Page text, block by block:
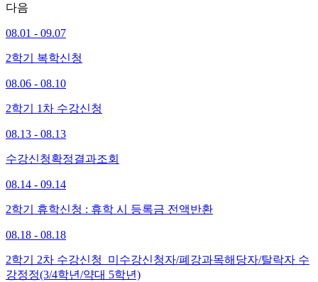
다음
08.01 - 09.07
2학기 복학신청
08.06 - 08.10
2학기 1차 수강신청
08.13 - 08.13
수강신청확정결과조회
08.14 - 09.14
2학기 휴학신청 : 휴학 시 등록금 전액반환
08.18 - 08.18
2학기 2차 수강신청_미수강신청자/폐강과목해당자/탈락자 수
강정정(3/4학년/약대 5학년)